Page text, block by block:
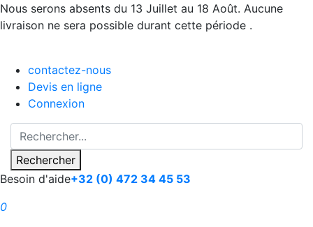
Nous serons absents du 13 Juillet au 18 Août. Aucune
livraison ne sera possible durant cette période .
contactez-nous
Devis en ligne
Connexion
Rechercher
Besoin d'aide+32 (0) 472 34 45 53
0